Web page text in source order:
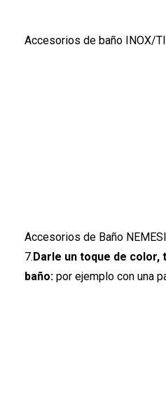
Accesorios de baño INOX/
Accesorios de Baño
7.Darle un toque de
baño: por ejemplo con una